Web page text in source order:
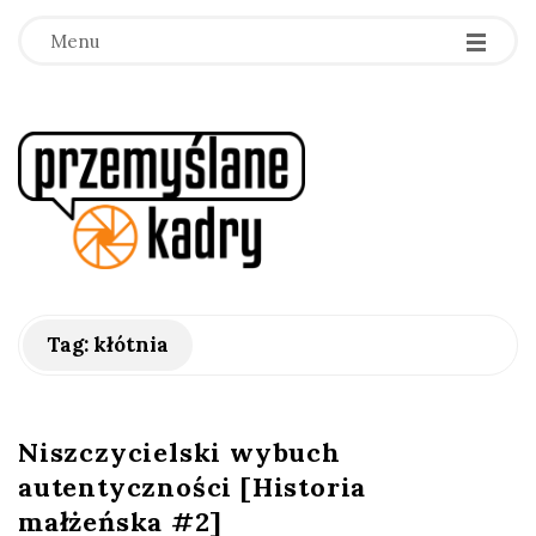
Menu
p
y
ś
Tag: kłótnia
Niszczycielski wybuch
autentyczności [Historia
małżeńska #2]